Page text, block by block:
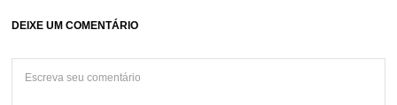
DEIXE UM COMENTÁRIO